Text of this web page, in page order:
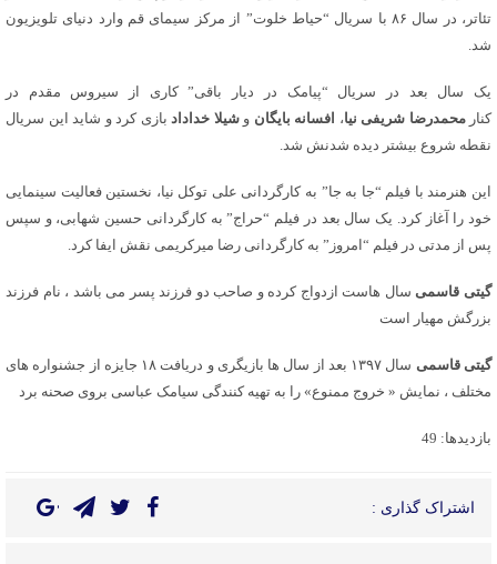
تئاتر، در سال ۸۶ با سریال “حیاط خلوت” از مرکز سیمای قم وارد دنیای تلویزیون
شد.
یک سال بعد در سریال “پیامک در دیار باقی” کاری از سیروس مقدم در
کنارمحمدرضا شریفی نیا، افسانه بایگان وشیلا خداداد بازی کرد و شاید این سریال
نقطه شروع بیشتر دیده شدنش شد.
این هنرمند با فیلم “جا به جا” به کارگردانی علی توکل نیا، نخستین فعالیت سینمایی
خود را آغاز کرد. یک سال بعد در فیلم “حراج” به کارگردانی حسین شهابی، و سپس
پس از مدتی در فیلم “امروز” به کارگردانی رضا میرکریمی نقش ایفا کرد.
گیتی قاسمی سال هاست ازدواج کرده و صاحب دو فرزند پسر می باشد ، نام فرزند
بزرگش مهیار است
گیتی قاسمی
سال ۱۳۹۷ بعد از سال ها بازیگری و دریافت ۱۸ جایزه از جشنواره های
مختلف ، نمایش « خروج ممنوع» را به تهیه کنندگی سیامک عباسی بروی صحنه برد
بازدیدها: 49
اشتراک گذاری :